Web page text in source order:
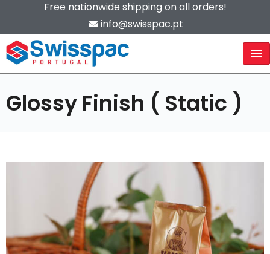
Free nationwide shipping on all orders!
info@swisspac.pt
Glossy Finish ( Static )